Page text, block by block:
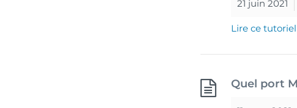
21 juin 2021
Lire ce tutoriel
Quel port